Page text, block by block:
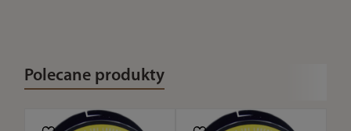
Polecane produkty